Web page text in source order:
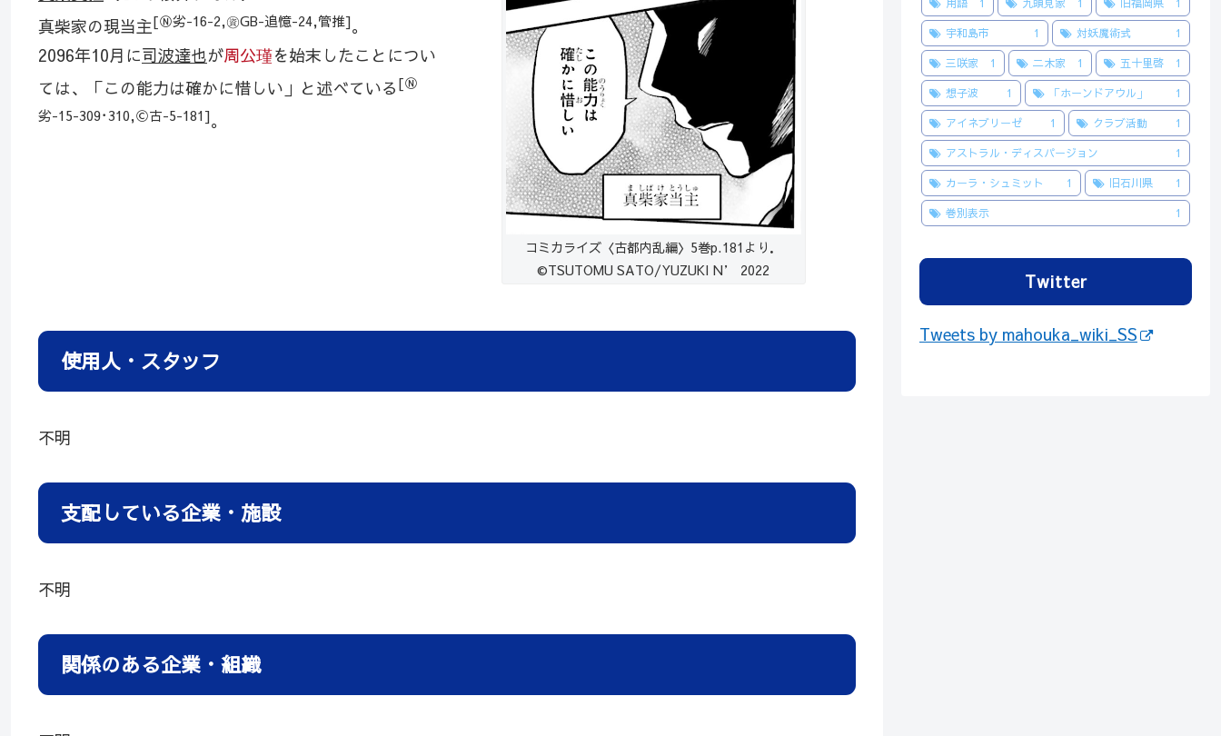
真柴家の現当主[Ⓝ劣-16-2,㊮GB-追憶-24,管推]。
2096年10月に司波達也が周公瑾を始末したことについ
ては、「この能力は確かに惜しい」と述べている[Ⓝ
劣-15-309･310,Ⓒ古-5-181]。
コミカライズ〈古都内乱編〉5巻p.181より．
©TSUTOMU SATO/YUZUKI N’ 2022
使用人・スタッフ
不明
支配している企業・施設
不明
関係のある企業・組織
用語 1 九頭見家 1 旧福岡県 1
宇和島市 1 対妖魔術式 1
三咲家 1 二木家 1 五十里啓 1
想子波 1 「ホーンドアウル」 1
アイネブリーゼ 1 クラブ活動 1
アストラル・ディスパージョン 1
カーラ・シュミット 1 旧石川県 1
巻別表示 1
Twitter
Tweets by mahouka_wiki_SS